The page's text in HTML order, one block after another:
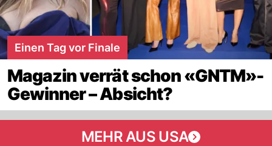
Einen Tag vor Finale
Magazin verrät schon «GNTM»-
Gewinner – Absicht?
MEHR AUS USA